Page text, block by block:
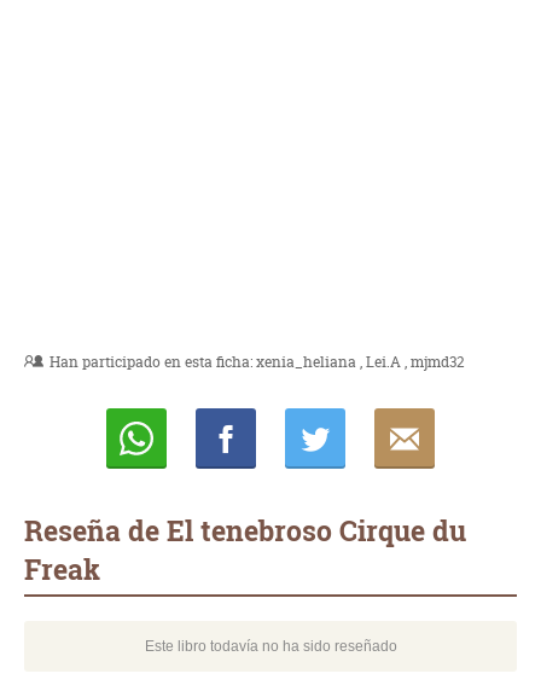
Han participado en esta ficha:xenia_heliana Lei.A mjmd32
Reseña de El tenebroso Cirque du
Freak
Este libro todavía no ha sido reseñado